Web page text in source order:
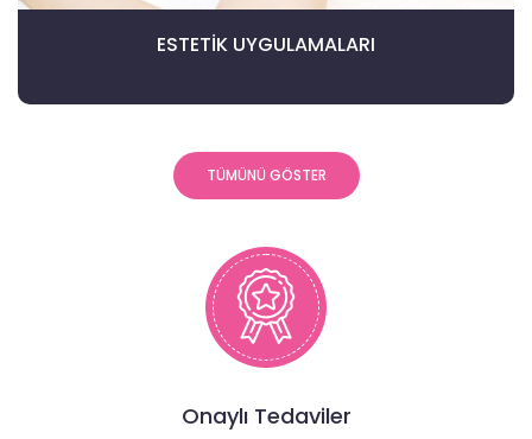
ESTETIK UYGULAMALARI
TÜMÜNÜ GÖSTER
Onaylı Tedaviler